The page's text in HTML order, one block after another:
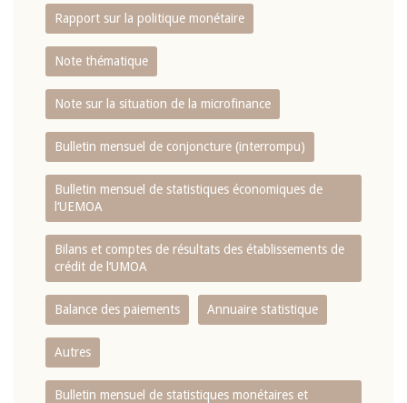
Rapport sur la politique monétaire
Note thématique
Note sur la situation de la microfinance
Bulletin mensuel de conjoncture (interrompu)
Bulletin mensuel de statistiques économiques de
l‘UEMOA
Bilans et comptes de résultats des établissements de
crédit de l‘UMOA
Balance des paiements Annuaire statistique
Autres
Bulletin mensuel de statistiques monétaires et